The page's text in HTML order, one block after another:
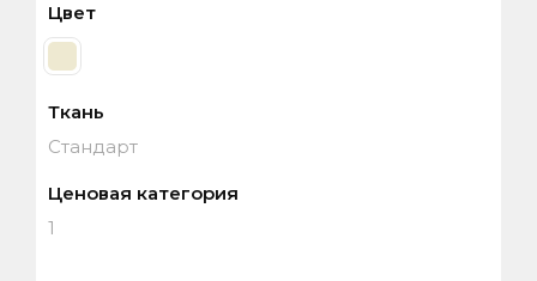
Цвет
Ткань
Стандарт
Ценовая категория
1